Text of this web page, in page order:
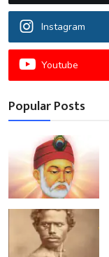
ग़ज़ल
Instagram
Youtube
Popular Posts